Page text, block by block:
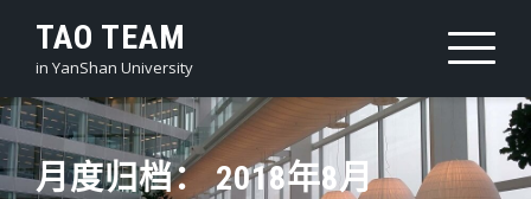
content
TAO TEAM
in YanShan University
月度归档：2018年8月